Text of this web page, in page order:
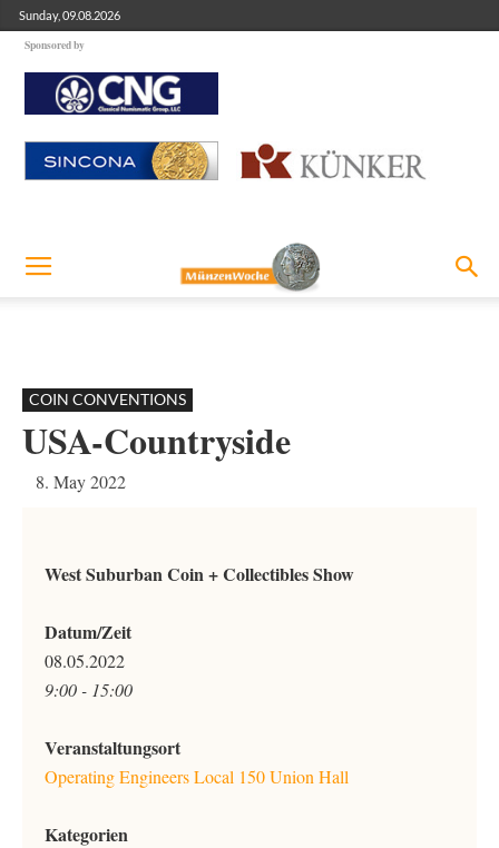
Sunday, 09.08.2026
Sponsored by
COIN CONVENTIONS
USA-Countryside
8. May 2022
West Suburban Coin + Collectibles Show
Datum/Zeit
08.05.2022
9:00 - 15:00
Veranstaltungsort
Operating Engineers Local 150 Union Hall
Kategorien